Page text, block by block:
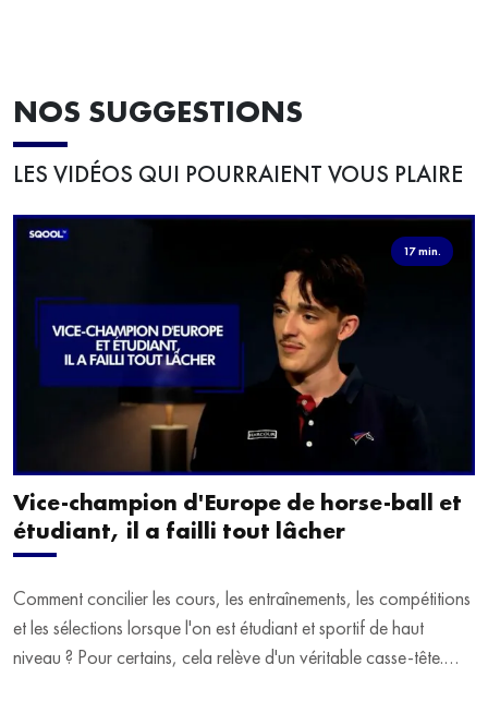
NOS SUGGESTIONS
LES VIDÉOS QUI POURRAIENT VOUS PLAIRE
17 min.
Vice-champion d'Europe de horse-ball et
étudiant, il a failli tout lâcher
Comment concilier les cours, les entraînements, les compétitions
et les sélections lorsque l'on est étudiant et sportif de haut
niveau ? Pour certains, cela relève d'un véritable casse-tête.